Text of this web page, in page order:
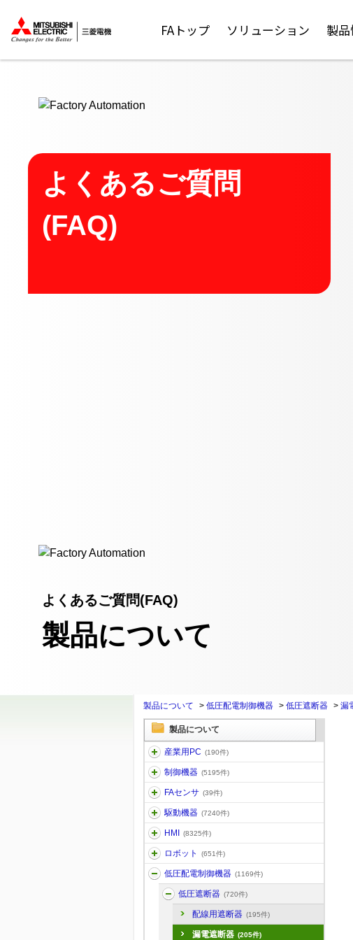
FAトップ ソリューション 製
よくあるご質問
(FAQ)
よくあるご質問(FAQ)
製品について
製品について > 低圧配電制御機器 > 低圧遮断器 > 漏
製品について
産業用PC (190件)
制御機器 (5195件)
FAセンサ (39件)
駆動機器 (7240件)
HMI (8325件)
ロボット (651件)
低圧配電制御機器 (1169件)
低圧遮断器 (720件)
配線用遮断器 (195件)
漏電遮断器 (205件)